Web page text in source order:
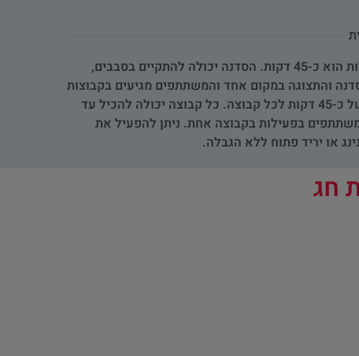
זמן הסדנה: משך זמן הפעילות הוא כ-45 דקות. הסדנה יכולה להתקיים בסבבים,
והתצוגה במקום אחד והמשתתפים מגיעים בקבוצות
להשתתף בסדנה, בסבבים של כ-45 דקות לכל קבוצה. כל קבוצה יכולה להכיל עד
ומשתתפים בפעילות בקבוצה אחת. ניתן להפעיל את
או יריד פתוח ללא הגבלה.
חג